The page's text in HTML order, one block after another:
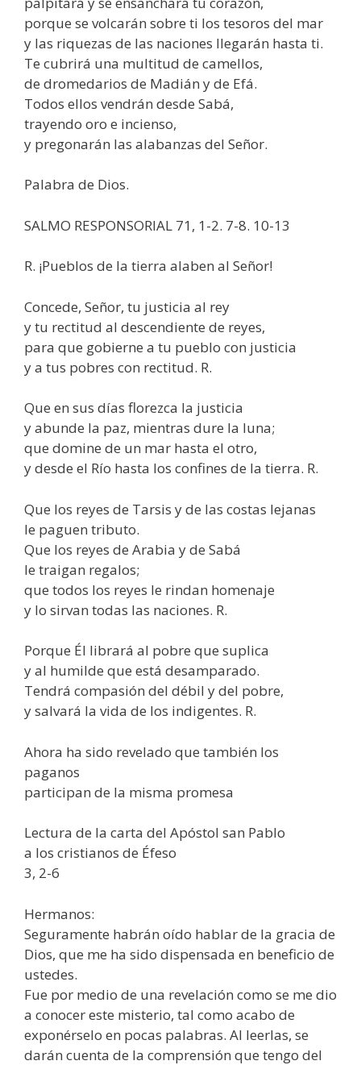
porque se volcarán sobre ti los tesoros del mar
y las riquezas de las naciones llegarán hasta ti.
Te cubrirá una multitud de camellos,
de dromedarios de Madián y de Efá.
Todos ellos vendrán desde Sabá,
trayendo oro e incienso,
y pregonarán las alabanzas del Señor.
Palabra de Dios.
SALMO RESPONSORIAL 71, 1-2. 7-8. 10-13
R. ¡Pueblos de la tierra alaben al Señor!
Concede, Señor, tu justicia al rey
y tu rectitud al descendiente de reyes,
para que gobierne a tu pueblo con justicia
y a tus pobres con rectitud. R.
Que en sus días florezca la justicia
y abunde la paz, mientras dure la luna;
que domine de un mar hasta el otro,
y desde el Río hasta los confines de la tierra. R.
Que los reyes de Tarsis y de las costas lejanas
le paguen tributo.
Que los reyes de Arabia y de Sabá
le traigan regalos;
que todos los reyes le rindan homenaje
y lo sirvan todas las naciones. R.
Porque Él librará al pobre que suplica
y al humilde que está desamparado.
Tendrá compasión del débil y del pobre,
y salvará la vida de los indigentes. R.
Ahora ha sido revelado que también los
paganos
participan de la misma promesa
Lectura de la carta del Apóstol san Pablo
a los cristianos de Éfeso
3, 2-6
Hermanos:
Seguramente habrán oído hablar de la gracia de
Dios, que me ha sido dispensada en beneficio de
ustedes.
Fue por medio de una revelación como se me dio
a conocer este misterio, tal como acabo de
exponérselo en pocas palabras. Al leerlas, se
darán cuenta de la comprensión que tengo del